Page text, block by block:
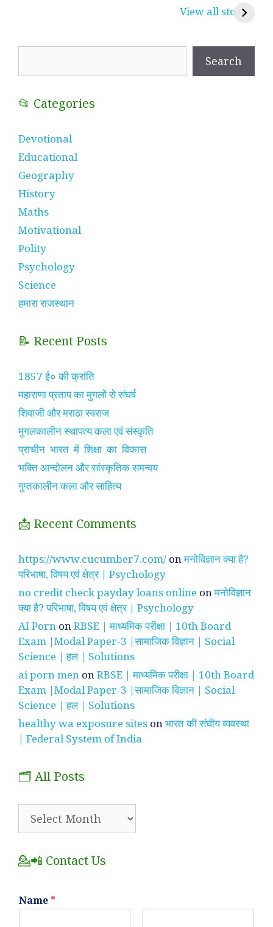
View all stories
रामसा पीर, रुणेचा रा
Search
📂 Categories
Devotional
Educational
Geography
History
Maths
Motivational
Polity
Psychology
Science
हमारा राजस्थान
📝 Recent Posts
1857 ई० की क्रांति
महाराणा प्रताप का मुगलों से संघर्ष
शिवाजी और मराठा स्वराज
मुगलकालीन स्थापत्य कला एवं संस्कृति
प्राचीन भारत में शिक्षा का विकास
भक्ति आन्दोलन और सांस्कृतिक समन्वय
गुप्तकालीन कला और साहित्य
📩 Recent Comments
https://www.cucumber7.com/ onमनोविज्ञान क्या है?
परिभाषा, विषय एवं क्षेत्र | Psychology
no credit check payday loans online onमनोविज्ञान
क्या है? परिभाषा, विषय एवं क्षेत्र | Psychology
AI Porn onRBSE | माध्यमिक परीक्षा | 10th Board
Exam |Modal Paper-3 |सामाजिक विज्ञान | Social
Science | हल | Solutions
ai porn men onRBSE | माध्यमिक परीक्षा | 10th Board
Exam |Modal Paper-3 |सामाजिक विज्ञान | Social
Science | हल | Solutions
healthy wa exposure sites onभारत की संघीय व्यवस्था
| Federal System of India
🗂️ All Posts
💁📲 Contact Us
Name *